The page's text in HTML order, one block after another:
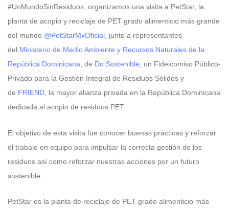
#UnMundoSinResiduos, organizamos una visita a PetStar, la
planta de acopio y reciclaje de PET grado alimenticio más grande
del mundo @PetStarMxOficial, junto a representantes
del Ministerio de Medio Ambiente y Recursos Naturales de la
República Dominicana, de Do Sostenible, un Fideicomiso Público-
Privado para la Gestión Integral de Residuos Sólidos y
de FRIEND, la mayor alianza privada en la República Dominicana
dedicada al acopio de residuos PET.
El objetivo de esta visita fue conocer buenas prácticas y reforzar
el trabajo en equipo para impulsar la correcta gestión de los
residuos así como reforzar nuestras acciones por un futuro
sostenible.
PetStar es la planta de reciclaje de PET grado alimenticio más